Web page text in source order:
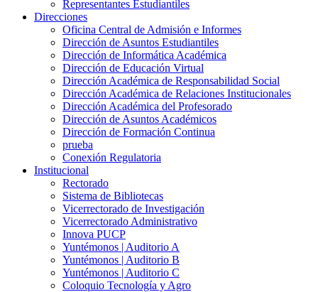
Representantes Estudiantiles
Direcciones
Oficina Central de Admisión e Informes
Dirección de Asuntos Estudiantiles
Dirección de Informática Académica
Dirección de Educación Virtual
Dirección Académica de Responsabilidad Social
Dirección Académica de Relaciones Institucionales
Dirección Académica del Profesorado
Dirección de Asuntos Académicos
Dirección de Formación Continua
prueba
Conexión Regulatoria
Institucional
Rectorado
Sistema de Bibliotecas
Vicerrectorado de Investigación
Vicerrectorado Administrativo
Innova PUCP
Yuntémonos | Auditorio A
Yuntémonos | Auditorio B
Yuntémonos | Auditorio C
Coloquio Tecnología y Agro